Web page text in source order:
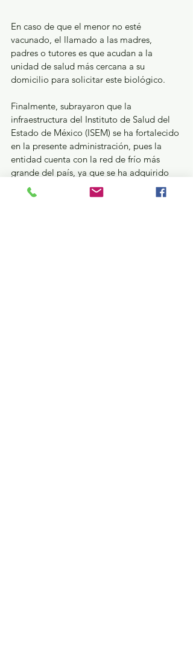
En caso de que el menor no esté
vacunado, el llamado a las madres,
padres o tutores es que acudan a la
unidad de salud más cercana a su
domicilio para solicitar este biológico.
Finalmente, subrayaron que la
infraestructura del Instituto de Salud del
Estado de México (ISEM) se ha fortalecido
en la presente administración, pues la
entidad cuenta con la red de frío más
grande del país, ya que se ha adquirido
una Cámara Fría Híbrida para el
resguardo de biológicos y 14 vehículos